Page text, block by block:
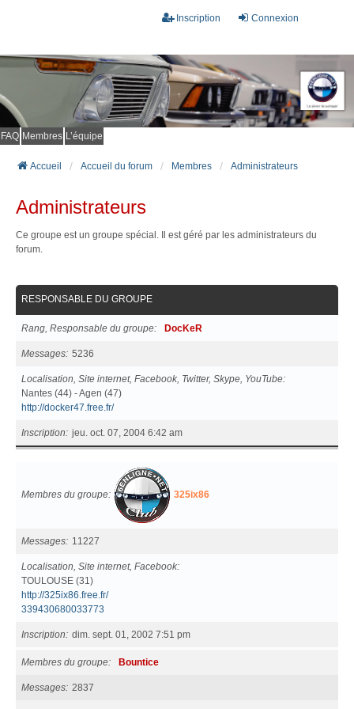
Connexion
Inscription
FAQ Membres L’équipe
Accueil Accueil du forum Membres Administrateurs
Administrateurs
Ce groupe est un groupe spécial. Il est géré par les administrateurs du
forum.
RESPONSABLE DU GROUPE
Rang, Responsable du groupe DocKeR
Messages 5236
Localisation, Site internet, Facebook, Twitter, Skype, YouTube
Nantes (44) - Agen (47)
http://docker47.free.fr/
Inscription jeu. oct. 07, 2004 6:42 am
Membres du groupe 325ix86
Messages 11227
Localisation, Site internet, Facebook
TOULOUSE (31)
http://325ix86.free.fr/
339430680033773
Inscription dim. sept. 01, 2002 7:51 pm
Membres du groupe Bountice
Messages 2837